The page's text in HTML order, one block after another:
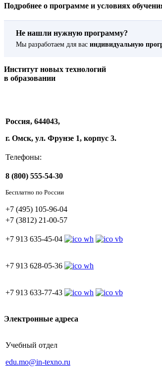
Подробнее о программе и условиях
Не нашли нужную программу?
Мы разработаем для вас индивидуальную
Институт новых технологий
в образовании
Россия, 644043,
г. Омск, ул. Фрунзе 1, корпус 3.
Телефоны:
8 (800) 555-54-30
Бесплатно по России
+7 (495) 105-96-04
+7 (3812) 21-00-57
+7 913 635-45-04
+7 913 628-05-36
+7 913 633-77-43
Электронные адреса
Учебный отдел
edu.mo@in-texno.ru